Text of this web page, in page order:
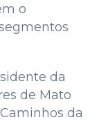
o
da
de Mato
da